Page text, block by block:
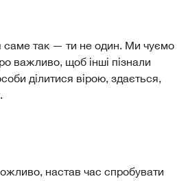
саме так — ти не один. Ми чуємо
важливо, щоб інші пізнали
ділитися вірою, здається,
настав час спробувати